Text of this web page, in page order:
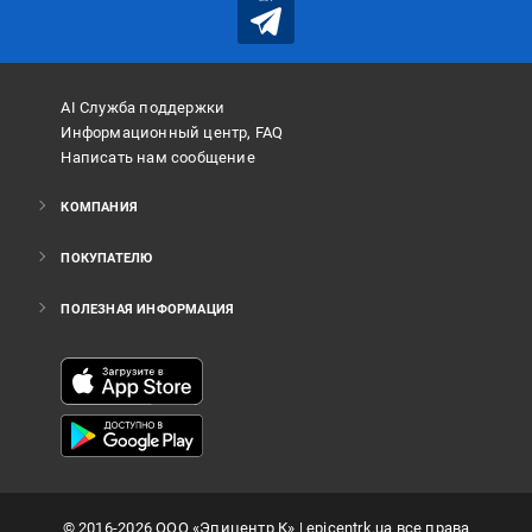
AI Служба поддержки
Информационный центр, FAQ
Написать нам сообщение
КОМПАНИЯ
ПОКУПАТЕЛЮ
ПОЛЕЗНАЯ ИНФОРМАЦИЯ
©2016-2026ООО «Эпицентр К» | epicentrk.ua все права